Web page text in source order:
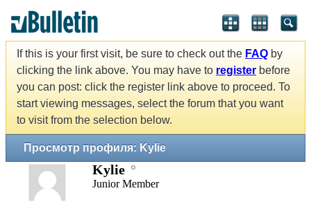
If this is your first visit, be sure to check out the FAQ by
clicking the link above. You may have to register before
you can post: click the register link above to proceed. To
start viewing messages, select the forum that you want
to visit from the selection below.
Просмотр профиля: Kylie
Kylie
Junior Member